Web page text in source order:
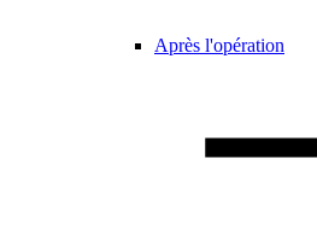
Après l'opération